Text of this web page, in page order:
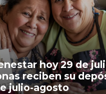
hoy 29 de
reciben su
julio-agosto